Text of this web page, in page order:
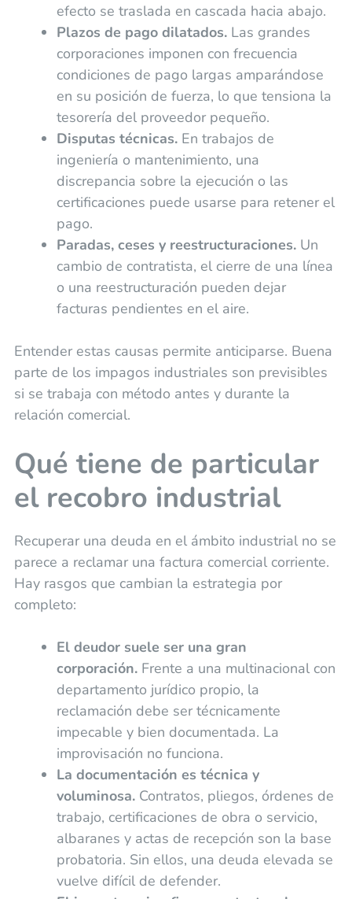
efecto se traslada en cascada hacia abajo.
Plazos de pago dilatados.Las grandes
corporaciones imponen con frecuencia
condiciones de pago largas amparándose
en su posición de fuerza, lo que tensiona la
tesorería del proveedor pequeño.
Disputas técnicas.En trabajos de
ingeniería o mantenimiento, una
discrepancia sobre la ejecución o las
certificaciones puede usarse para retener el
pago.
Paradas, ceses y reestructuraciones.Un
cambio de contratista, el cierre de una línea
o una reestructuración pueden dejar
facturas pendientes en el aire.
Entender estas causas permite anticiparse. Buena
parte de los impagos industriales son previsibles
si se trabaja con método antes y durante la
relación comercial.
Qué tiene de particular
el recobro industrial
Recuperar una deuda en el ámbito industrial no se
parece a reclamar una factura comercial corriente.
Hay rasgos que cambian la estrategia por
completo:
El deudor suele ser una gran
corporación.Frente a una multinacional con
departamento jurídico propio, la
reclamación debe ser técnicamente
impecable y bien documentada. La
improvisación no funciona.
La documentación es técnica y
voluminosa.Contratos, pliegos, órdenes de
trabajo, certificaciones de obra o servicio,
albaranes y actas de recepción son la base
probatoria. Sin ellos, una deuda elevada se
vuelve difícil de defender.